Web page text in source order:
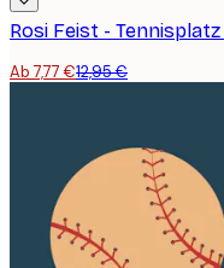
Ab 7,77 €12,95 €